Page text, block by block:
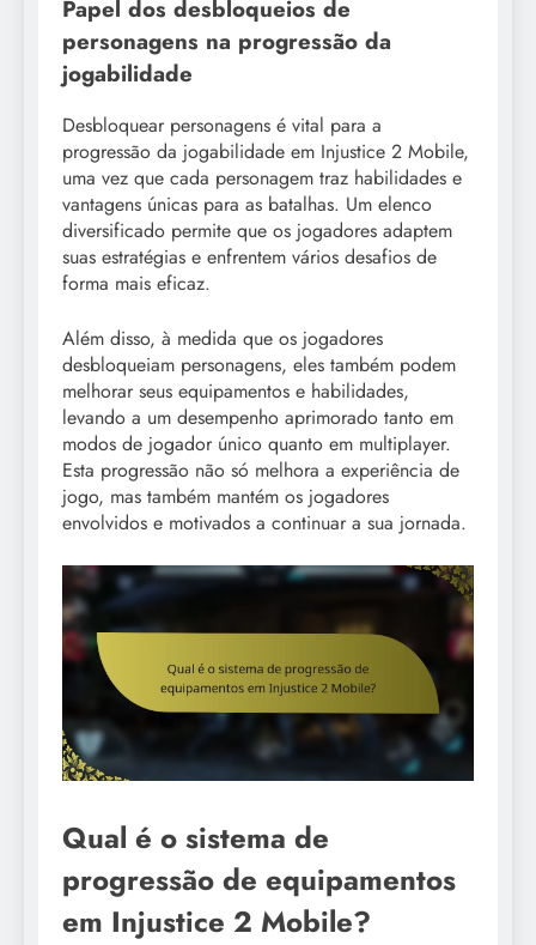
Papel dos desbloqueios de
personagens na progressão da
jogabilidade
Desbloquear personagens é vital para a
progressão da jogabilidade em Injustice 2 Mobile,
uma vez que cada personagem traz habilidades e
vantagens únicas para as batalhas. Um elenco
diversificado permite que os jogadores adaptem
suas estratégias e enfrentem vários desafios de
forma mais eficaz.
Além disso, à medida que os jogadores
desbloqueiam personagens, eles também podem
melhorar seus equipamentos e habilidades,
levando a um desempenho aprimorado tanto em
modos de jogador único quanto em multiplayer.
Esta progressão não só melhora a experiência de
jogo, mas também mantém os jogadores
envolvidos e motivados a continuar a sua jornada.
Qual é o sistema de
progressão de equipamentos
em Injustice 2 Mobile?